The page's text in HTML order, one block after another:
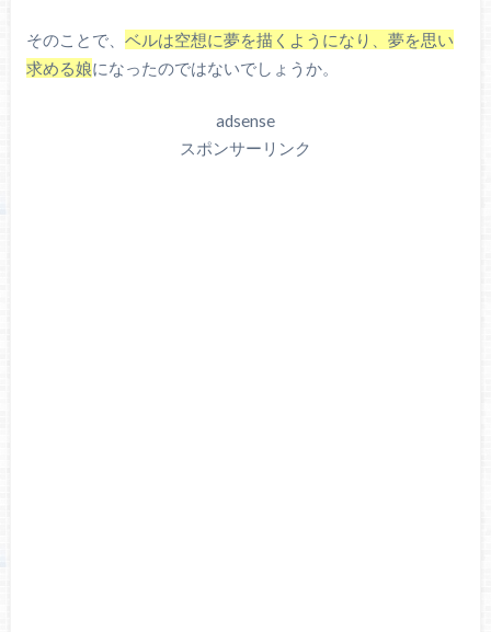
そのことで、 ベルは空想に夢を描くようになり、夢を思い
求める娘になったのではないでしょうか。
adsense
スポンサーリンク